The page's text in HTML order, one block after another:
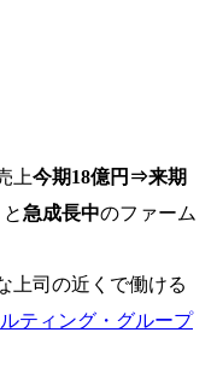
上今期18億円⇒来期
急成長中のファーム
上司の近くで働ける
ティング・グループ